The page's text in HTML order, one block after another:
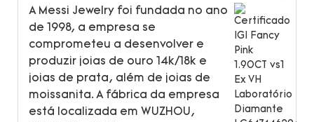
A Messi Jewelry foi fundada no ano
de 1998, a empresa se
comprometeu a desenvolver e
produzir joias de ouro 14k/18k e
joias de prata, além de joias de
moissanita. A fábrica da empresa
está localizada em WUZHOU,